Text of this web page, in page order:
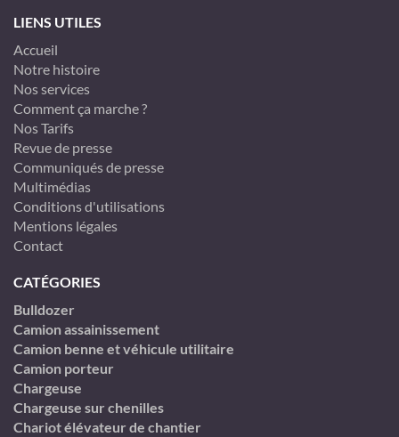
LIENS UTILES
Accueil
Notre histoire
Nos services
Comment ça marche ?
Nos Tarifs
Revue de presse
Communiqués de presse
Multimédias
Conditions d'utilisations
Mentions légales
Contact
CATÉGORIES
Bulldozer
Camion assainissement
Camion benne et véhicule utilitaire
Camion porteur
Chargeuse
Chargeuse sur chenilles
Chariot élévateur de chantier